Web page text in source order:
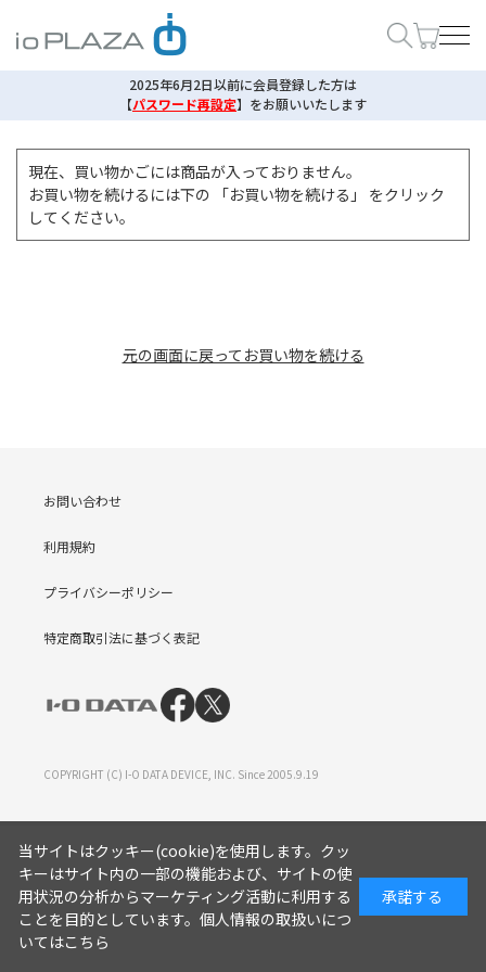
2025年6月2日以前に会員登録した方は
【パスワード再設定】 をお願いいたします
現在、買い物かごには商品が入っておりません。
お買い物を続けるには下の 「お買い物を続ける」 をクリック
してください。
元の画面に戻ってお買い物を続ける
お問い合わせ
利用規約
プライバシーポリシー
特定商取引法に基づく表記
COPYRIGHT (C) I-O DATA DEVICE, INC. Since 2005.9.19
当サイトはクッキー(cookie)を使用します。クッ
キーはサイト内の一部の機能および、サイトの使
用状況の分析からマーケティング活動に利用する
ことを目的としています。 個人情報の取扱いにつ
いてはこちら
承諾する